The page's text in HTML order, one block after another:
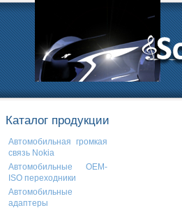
Каталог продукции
Автомобильная громкая
связь Nokia
Автомобильные OEM-
ISO переходники
Автомобильные
адаптеры